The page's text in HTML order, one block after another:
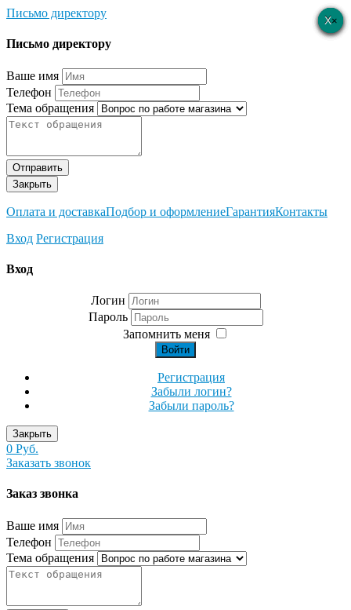
Письмо директору
×
Письмо директору
Ваше имя
Телефон
Тема обращения
Отправить
Закрыть
Оплата и доставкаПодбор и оформлениеГарантияКонтакты
Вход Регистрация
×
Вход
Логин
Пароль
Запомнить меня
Войти
Регистрация
Забыли логин?
Забыли пароль?
Закрыть
0 Руб.
Заказать звонок
×
Заказ звонка
Ваше имя
Телефон
Тема обращения
×
×